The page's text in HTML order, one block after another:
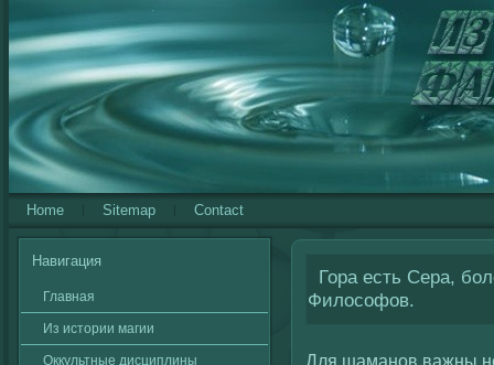
Home Sitemap Contact
Навигация
Главная
Из истории магии
Оккультные дисциплины
Гора есть Сера,
Философов.